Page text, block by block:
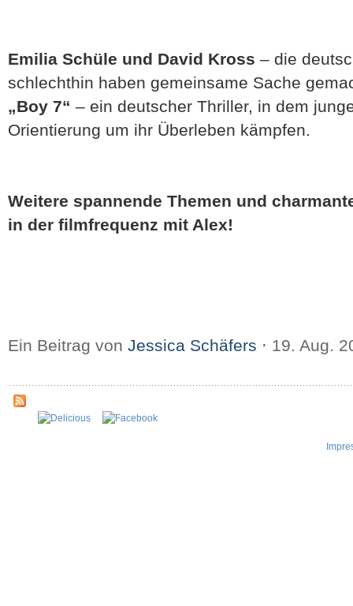
Emilia Schüle und David Kross – die
schlechthin haben gemeinsame Sache
„Boy 7“ – ein deutscher Thriller, in dem
Orientierung um ihr Überleben kämpfen.
Weitere spannende Themen und
in der filmfrequenz mit Alex!
Ein Beitrag von Jessica Schäfers ⋅ 19. Aug.